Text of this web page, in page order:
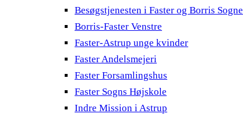
Besøgstjenesten i Faster og Borris Sogne
Borris-Faster Venstre
Faster-Astrup unge kvinder
Faster Andelsmejeri
Faster Forsamlingshus
Faster Sogns Højskole
Indre Mission i Astrup